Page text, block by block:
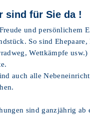
sind für Sie da !
und persönlichem
So sind
Wettkämpfe
auch alle
sind ganzjährig